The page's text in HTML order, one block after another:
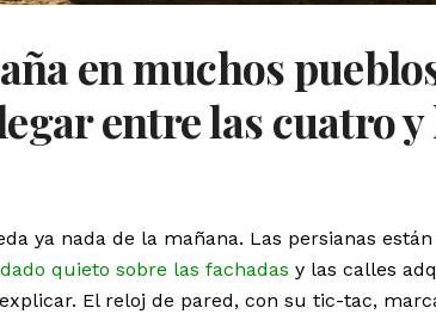
en muchos
entre las cuatro y
ya nada de la mañana. Las persianas
quieto sobre las fachadas y las calles
El reloj de pared, con su tic-tac,